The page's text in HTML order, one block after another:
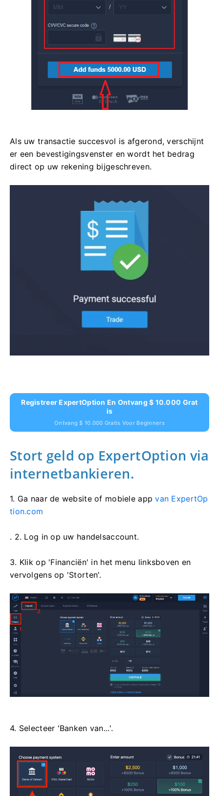
Als uw transactie succesvol is afgerond, verschijnt
er een bevestigingsvenster en wordt het bedrag
direct op uw rekening bijgeschreven.
Registreer ExpertOption En Ontvang $ 10.000 Grat
Is
Ontvang $ 10.000 Gratis Voor Beginners
Stort geld op ExpertOption via
internetbankieren.
1. Ga naar de website of mobiele appvan ExpertOp
tion.com
. 2. Log in op uw handelsaccount.
3. Klik op 'Financiën' in het menu linksboven en
vervolgens op 'Storten'.
4. Selecteer 'Banken van...'.